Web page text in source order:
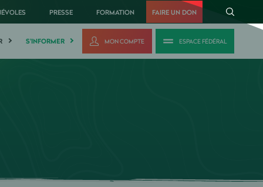
PRESSE FORMATION FAIRE UN DON
S'INFORMER MON COMPTE ESPACE FÉDÉRAL